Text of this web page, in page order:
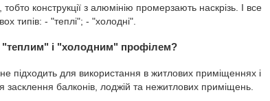
тобто конструкції з алюмінію промерзають наскрізь. І все
типів: - "теплі"; - "холодні".
"теплим" і "холодним" профілем?
підходить для використання в житлових приміщеннях і
засклення балконів, лоджій та нежитлових приміщень.